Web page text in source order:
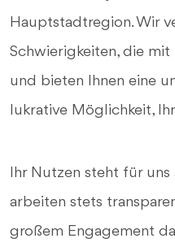
Hauptstadtregion. Wir
Schwierigkeiten, die mit
und bieten Ihnen eine
lukrative Möglichkeit,
Ihr Nutzen steht für uns
arbeiten stets
großem Engagement